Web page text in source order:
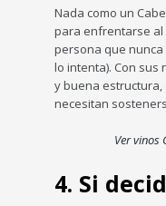
Nada como un
para enfrentarse al
persona que
lo intenta). Con sus
y buena
necesitan
Ver vinos
4. Si